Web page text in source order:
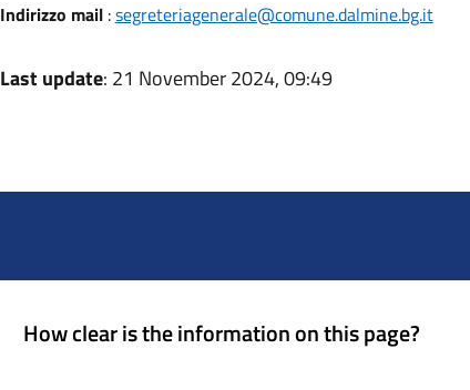
Indirizzo mail:segreteriagenerale@comune.dalmine.bg.it
Last update: 21 November 2024, 09:49
How clear is the information on this page?